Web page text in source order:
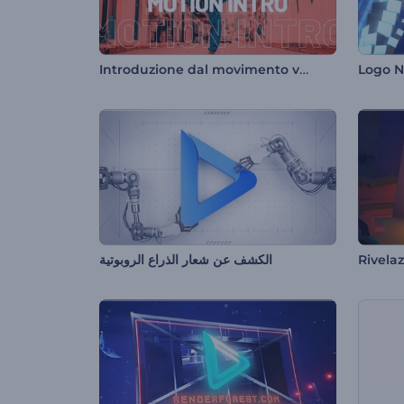
Introduzione dal movimento vibrante Logo
الكشف عن شعار الذراع الروبوتية